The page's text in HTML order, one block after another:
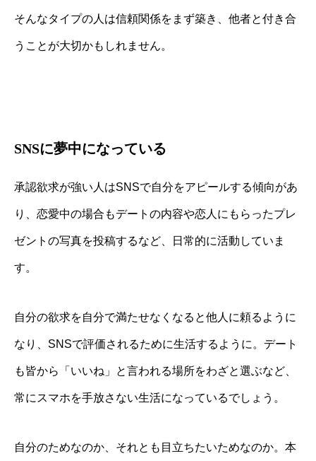
そんなタイプの人は信頼関係をまず築き、他者と付き合
うことが大切かもしれません。
SNSに夢中になっている
承認欲求が強い人はSNSで自分をアピールする傾向があ
り、恋愛中の場合もデートの内容や恋人にもらったプレ
ゼントの写真を投稿するなど、日常的に活動していま
す。
自分の欲求を自分で満たせなくなると他人に頼るように
なり、SNSで評価されるために生活するように。デート
も皆から「いいね」と言われる場所をわざと選ぶなど、
常にスマホを手放さない生活になっているでしょう。
自分のためなのか、それとも目立ちたいためなのか。本